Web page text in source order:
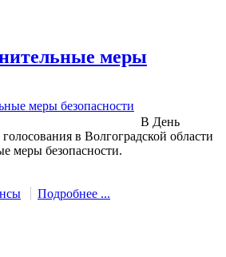
меры
В День
в Волгоградской области
меры безопасности.
Подробнее ...